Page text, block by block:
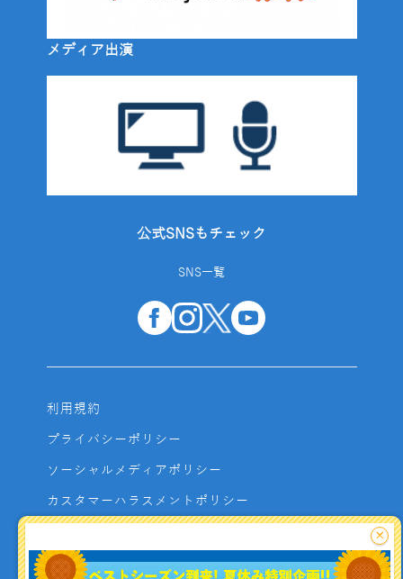
メディア出演
公式SNSもチェック
SNS一覧
利用規約
プライバシーポリシー
ソーシャルメディアポリシー
カスタマーハラスメントポリシー
よくあるご質問
×